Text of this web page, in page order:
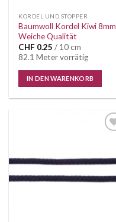
KORDEL UND STOPPER
Baumwoll Kordel Kiwi 8mm
Weiche Qualität
CHF 0.25 / 10 cm
82.1 Meter vorrätig
IN DEN WARENKORB